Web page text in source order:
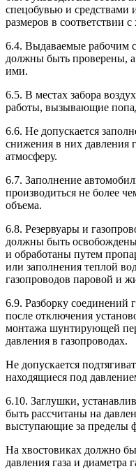
спецобувью и
размеров в соответствии
6.4. Выдаваемые рабочим
должны быть проверены,
ими.
6.5. В местах забора
работы, вызывающие
6.6. Не допускается
снижения в них давления
атмосферу.
6.7. Заполнение
производиться не более
объема.
6.8. Резервуары и
должны быть освобождены
и обработаны путем
или заполнения теплой
газопроводов паровой и
6.9. Разборку соединений
после отключения
монтажа шунтирующей
давления в газопроводах.
Не допускается
находящиеся под
6.10. Заглушки,
быть рассчитаны на
выступающие за пределы
На хвостовиках должно
давления газа и диаметра